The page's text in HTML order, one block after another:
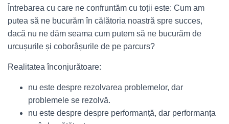
Întrebarea cu care ne confruntăm cu toții este: Cum am
putea să ne bucurăm în călătoria noastră spre succes,
dacă nu ne dăm seama cum putem să ne bucurăm de
urcușurile și coborâșurile de pe parcurs?
Realitatea înconjurătoare:
nu este despre rezolvarea problemelor, dar
problemele se rezolvă.
nu este despre despre performanță, dar performanța